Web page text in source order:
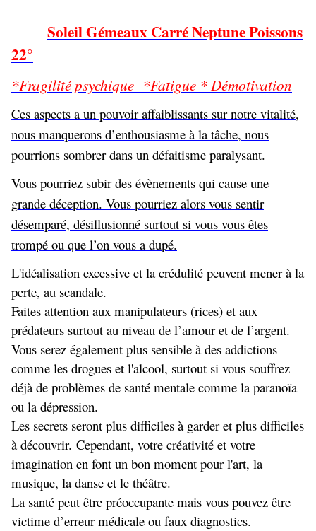
Soleil Gémeaux Carré NeptunePoissons
22°
*Fragilité psychique *Fatigue * Démotivation
Ces aspects a un pouvoir affaiblissants sur notre vitalité,
nous manquerons d’enthousiasme à la tâche, nous
pourrions sombrer dans un défaitisme paralysant.
Vous pourriez subir des évènements qui cause une
grande déception. Vous pourriez alors vous sentir
désemparé, désillusionné surtout si vous vous êtes
trompé ou que l’on vous a dupé.
L'idéalisation excessive et la crédulité peuvent mener à la
perte, au scandale.
Faites attention aux manipulateurs (rices) et aux
prédateurs surtout au niveau de l’amour et de l’argent.
Vous serez également plus sensible à des addictions
comme les drogues et l'alcool, surtout si vous souffrez
déjà de problèmes de santé mentale comme la paranoïa
ou la dépression.
Les secrets seront plus difficiles à garder et plus difficiles
à découvrir. Cependant, votre créativité et votre
imagination en font un bon moment pour l'art, la
musique, la danse et le théâtre.
La santé peut être préoccupante mais vous pouvez être
victime d’erreur médicale ou faux diagnostics.